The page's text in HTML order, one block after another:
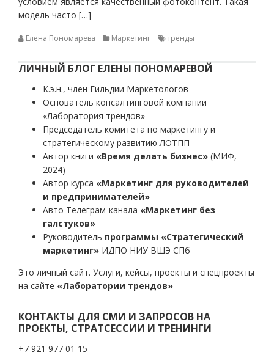
модель часто […]
Елена Пономарева Маркетинг тренды
ЛИЧНЫЙ БЛОГ ЕЛЕНЫ ПОНОМАРЕВОЙ
К.э.н., член Гильдии Маркетологов
Основатель консалтинговой компании
«Лаборатория трендов»
Председатель комитета по маркетингу и
стратегическому развитию ЛОТПП
Автор книги «Время делать бизнес» (МИФ,
2024)
Автор курса «Маркетинг для руководителей
и предпринимателей»
Авто Телеграм-канала «Маркетинг без
галстуков»
Руководитель программы «Стратегический
маркетинг» ИДПО НИУ ВШЭ СПб
Это личный сайт. Услуги, кейсы, проекты и спецпроекты
на сайте «Лаборатории трендов»
КОНТАКТЫ ДЛЯ СМИ И ЗАПРОСОВ НА
ПРОЕКТЫ, СТРАТСЕССИИ И ТРЕНИНГИ
+7 921 977 01 15